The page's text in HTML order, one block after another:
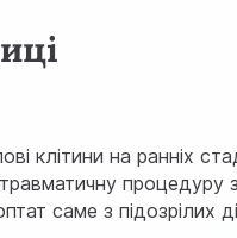
+38 (068)
клітини на ранніх
процедуру
саме з підозрілих